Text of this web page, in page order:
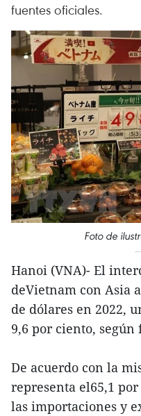
fuentes oficiales.
Foto de
Hanoi (VNA)- El
deVietnam con Asia
de dólares en 2022,
9,6 por ciento,
De acuerdo con la
representa el65,1
las importaciones y